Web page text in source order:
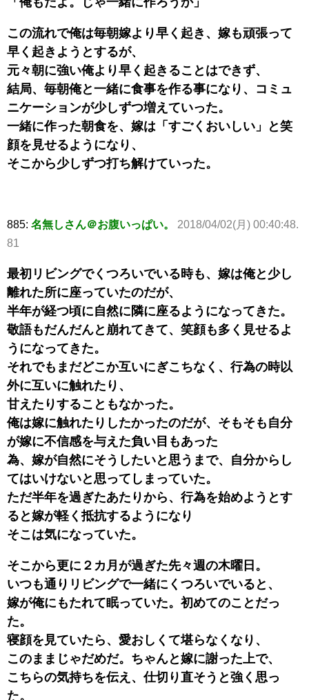
この流れで俺は毎朝嫁より早く起き、嫁も頑張って
早く起きようとするが、
元々朝に強い俺より早く起きることはできず、
結局、毎朝俺と一緒に食事を作る事になり、コミュ
ニケーションが少しずつ増えていった。
一緒に作った朝食を、嫁は「すごくおいしい」と笑
顔を見せるようになり、
そこから少しずつ打ち解けていった。
885: 名無しさん＠お腹いっぱい。
2018/04/02(月) 00:40:48.
81
最初リビングでくつろいでいる時も、嫁は俺と少し
離れた所に座っていたのだが、
半年が経つ頃に自然に隣に座るようになってきた。
敬語もだんだんと崩れてきて、笑顔も多く見せるよ
うになってきた。
それでもまだどこか互いにぎこちなく、行為の時以
外に互いに触れたり、
甘えたりすることもなかった。
俺は嫁に触れたりしたかったのだが、そもそも自分
が嫁に不信感を与えた負い目もあった
為、嫁が自然にそうしたいと思うまで、自分からし
てはいけないと思ってしまっていた。
ただ半年を過ぎたあたりから、行為を始めようとす
ると嫁が軽く抵抗するようになり
そこは気になっていた。
そこから更に２カ月が過ぎた先々週の木曜日。
いつも通りリビングで一緒にくつろいでいると、
嫁が俺にもたれて眠っていた。初めてのことだっ
た。
寝顔を見ていたら、愛おしくて堪らなくなり、
このままじゃだめだ。ちゃんと嫁に謝った上で、
こちらの気持ちを伝え、仕切り直そうと強く思っ
た。